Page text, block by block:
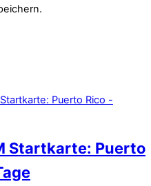
Startkarte: Puerto